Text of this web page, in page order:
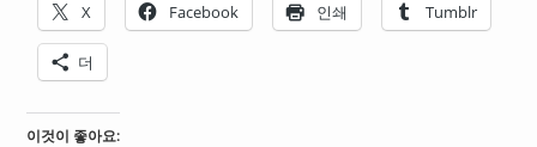
X Facebook 인쇄 Tumblr
더
이것이 좋아요: